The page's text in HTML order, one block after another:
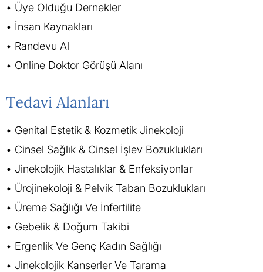
Üye Olduğu Dernekler
İnsan Kaynakları
Randevu Al
Online Doktor Görüşü Alanı
Tedavi Alanları
Genital Estetik & Kozmetik Jinekoloji
Cinsel Sağlık & Cinsel İşlev Bozuklukları
Jinekolojik Hastalıklar & Enfeksiyonlar
Ürojinekoloji & Pelvik Taban Bozuklukları
Üreme Sağlığı Ve İnfertilite
Gebelik & Doğum Takibi
Ergenlik Ve Genç Kadın Sağlığı
Jinekolojik Kanserler Ve Tarama